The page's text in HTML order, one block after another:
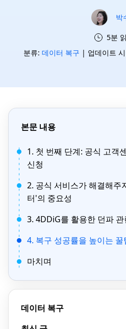
박
5분
분류: 데이터 복구 | 업데이트
본문 내용
1. 첫 번째 단계: 공식 고객
신청
2. 공식 서비스가 해결해주
터'의 중요성
3. 4DDiG를 활용한 던파
4. 복구 성공률을 높이는 꿀
마치며
데이터 복구